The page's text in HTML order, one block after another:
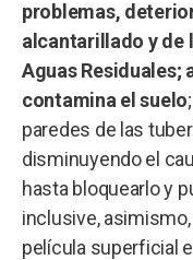
problemas,
alcantarillado y de
Aguas Residuales;
contamina el suelo
paredes de las
disminuyendo el
hasta bloquearlo y
inclusive,
película superficial